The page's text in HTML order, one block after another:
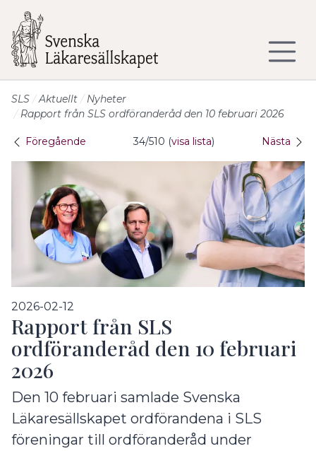
SLS Aktuellt
Nyheter
Rapport från SLS ordföranderåd den 10 februari 2026
Föregående 34/510 (visa lista) Nästa
2026-02-12
Rapport från SLS
ordföranderåd den 10 februari
2026
Den 10 februari samlade Svenska
Läkaresällskapet ordförandena i SLS
föreningar till ordföranderåd under